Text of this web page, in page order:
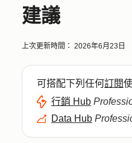
建議
上次更新時間： 2026年6月23日
可搭配下列任何訂閱
行銷 Hub
Data Hub